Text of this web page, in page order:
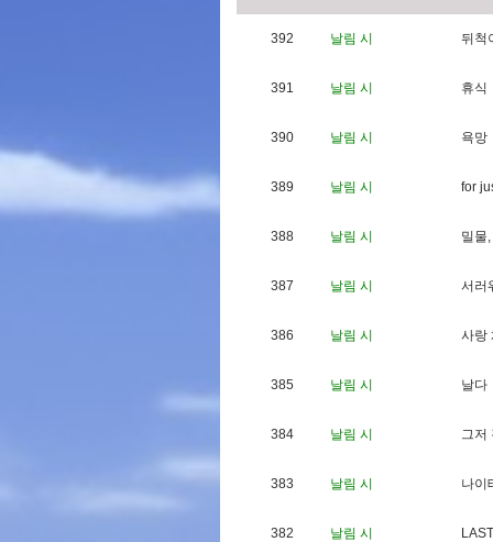
392 날림 시 뒤 척
391 날림 시 휴식
390 날림 시 욕망
389 날림 시 for ju
388 날림 시 밀 물,
387 날림 시 서 러
386 날림 시 사랑
385 날림 시 날다
384 날림 시 그저
383 날림 시 나이
382 날림 시 LAST